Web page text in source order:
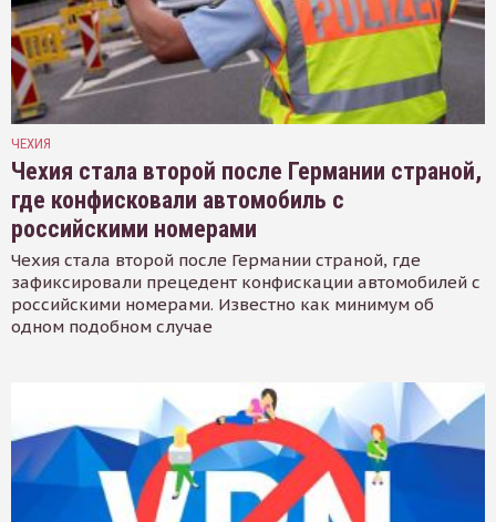
ЧЕХИЯ
Чехия стала второй после Германии страной,
где конфисковали автомобиль с
российскими номерами
Чехия стала второй после Германии страной, где
зафиксировали прецедент конфискации автомобилей с
российскими номерами. Известно как минимум об
одном подобном случае